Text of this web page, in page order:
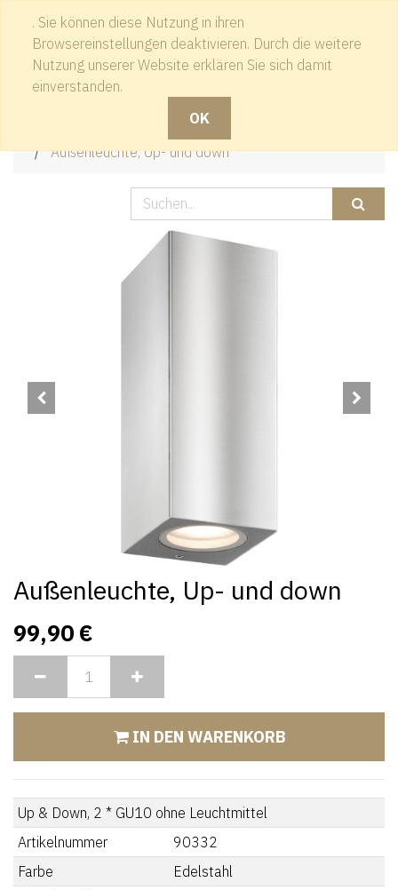
. Sie können diese Nutzung in ihren
Browsereinstellungen deaktivieren. Durch die weitere
Nutzung unserer Website erklären Sie sich damit
einverstanden.
OK
Kontakt
Außenleuchte, Up- und down
Außenleuchte, Up- und down
99,90 €
IN DEN WARENKORB
Up & Down, 2 * GU10 ohne Leuchtmittel
Artikelnummer
90332
Farbe
Edelstahl